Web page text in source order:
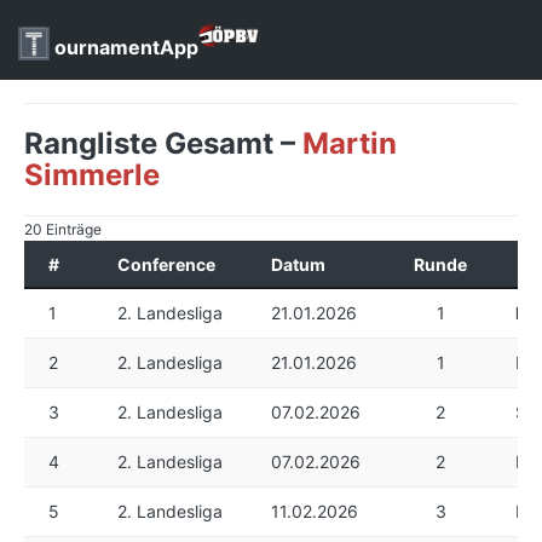
ournamentApp
Rangliste Gesamt – Martin
Simmerle
20 Einträge
# Conference Datum Runde
1 2. Landesliga 21.01.2026 1
2 2. Landesliga 21.01.2026 1
3 2. Landesliga 07.02.2026 2
4 2. Landesliga 07.02.2026 2
5 2. Landesliga 11.02.2026 3